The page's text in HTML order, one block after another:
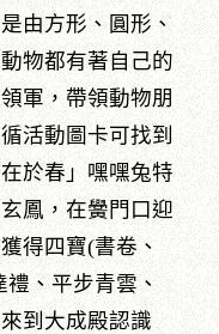
由方形、圓形、
物都有著自己的
軍，帶領動物朋
活動圖卡可找到
於春」嘿嘿兔特
鳳，在黌門口迎
得四寶(書卷、
、平步青雲、
到大成殿認識